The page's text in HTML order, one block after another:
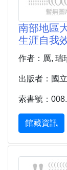
南部地區
生涯自我
作者：厲, 瑞
出版者：國
索書號：
館藏資訊